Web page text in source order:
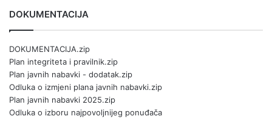
DOKUMENTACIJA
DOKUMENTACIJA.zip
Plan integriteta i pravilnik.zip
Plan javnih nabavki - dodatak.zip
Odluka o izmjeni plana javnih nabavki.zip
Plan javnih nabavki 2025.zip
Odluka o izboru najpovoljnijeg ponuđača